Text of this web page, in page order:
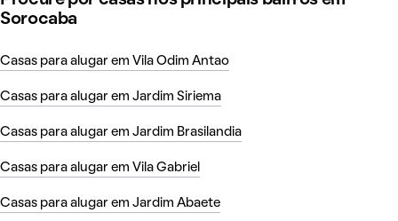
Sorocaba
Casas para alugar em Vila Odim Antao
Casas para alugar em Jardim Siriema
Casas para alugar em Jardim Brasilandia
Casas para alugar em Vila Gabriel
Casas para alugar em Jardim Abaete